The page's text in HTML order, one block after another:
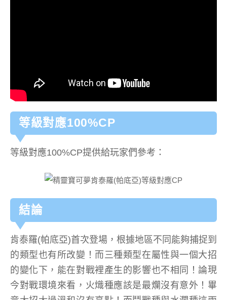
等級對應100%CP
等級對應100%CP提供給玩家們參考：
結論
肯泰羅(帕底亞)首次登場，根據地區不同能夠捕捉到
的類型也有所改變！而三種類型在屬性與一個大招
的變化下，能在對戰裡產生的影響也不相同！論現
今對戰環境來看，火熾種應該是最爛沒有意外！畢